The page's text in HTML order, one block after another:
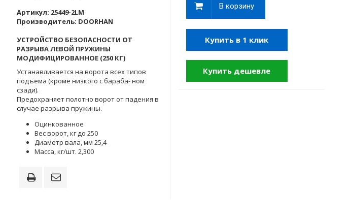
Артикул: 25449-2LM
Производитель: DOORHAN
УСТРОЙСТВО БЕЗОПАСНОСТИ ОТ
РАЗРЫВА ЛЕВОЙ ПРУЖИНЫ
МОДИФИЦИРОВАННОЕ (250 КГ)
Устанавливается на ворота всех типов
подъема (кроме низкого с бараба- ном
сзади).
Предохраняет полотно ворот от падения в
случае разрыва пружины.
Оцинкованное
Вес ворот, кг до 250
Диаметр вала, мм 25,4
Масса, кг/шт. 2,300
В корзину
Купить в 1 клик
Купить дешевле